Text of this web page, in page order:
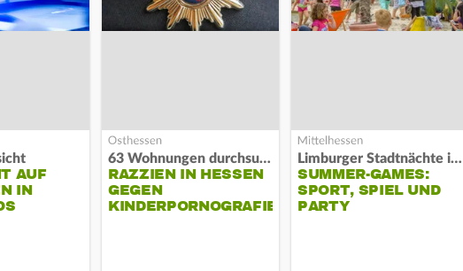
AUF
IN
63 Wohnungen durchsucht
RAZZIEN IN HESSEN
GEGEN
KINDERPORNOGRAFIE
Limburger Stadtnächte im Sand
SUMMER-GAMES:
SPORT, SPIEL UND
PARTY